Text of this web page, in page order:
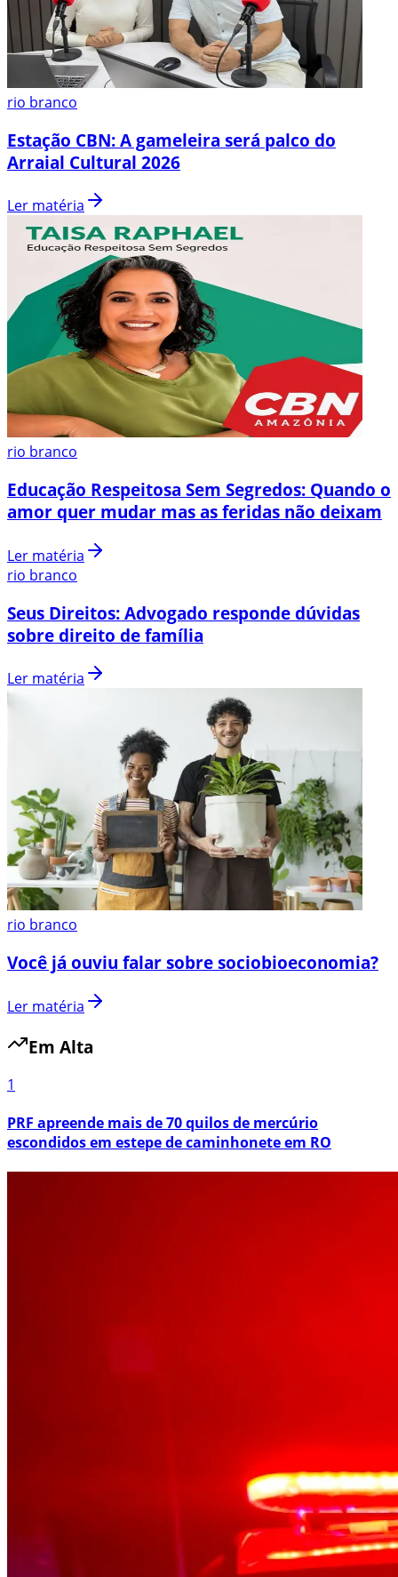
rio branco
Estação CBN: A gameleira será palco do
Arraial Cultural 2026
Ler matéria
rio branco
Educação Respeitosa Sem Segredos: Quando o
amor quer mudar mas as feridas não deixam
Ler matéria
rio branco
Seus Direitos: Advogado responde dúvidas
sobre direito de família
Ler matéria
rio branco
Você já ouviu falar sobre sociobioeconomia?
Ler matéria
Em Alta
1
PRF apreende mais de 70 quilos de mercúrio
escondidos em estepe de caminhonete em RO